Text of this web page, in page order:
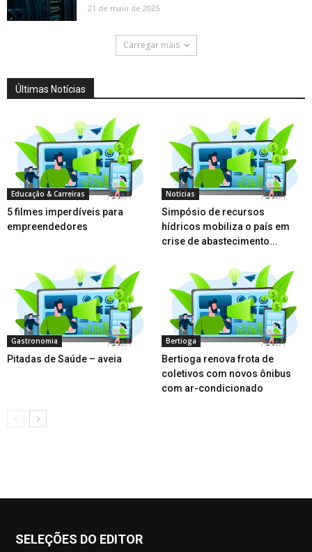
21 de maio de 2025
Carregar mais
Últimas Notícias
Educação & Carreiras
5 filmes imperdíveis para
empreendedores
Notícias
Simpósio de recursos
hídricos mobiliza o país em
crise de abastecimento...
Gastronomia
Pitadas de Saúde – aveia
Bertioga
Bertioga renova frota de
coletivos com novos ônibus
com ar-condicionado
SELEÇÕES DO EDITOR